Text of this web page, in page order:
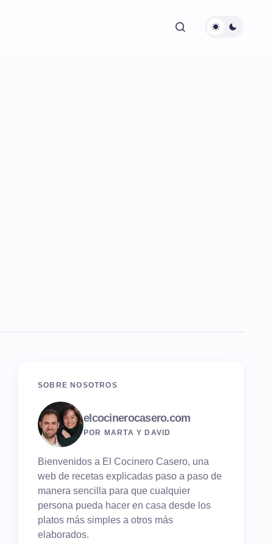
SOBRE NOSOTROS
elcocinerocasero.com
POR MARTA Y DAVID
Bienvenidos a El Cocinero Casero, una
web de recetas explicadas paso a paso de
manera sencilla para que cualquier
persona pueda hacer en casa desde los
platos más simples a otros más
elaborados.